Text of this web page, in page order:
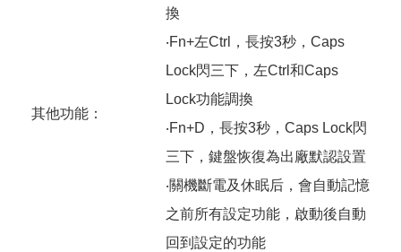
其他功能：
換
‧Fn+左Ctrl，長按3秒，Caps
Lock閃三下，左Ctrl和Caps
Lock功能調換
‧Fn+D，長按3秒，Caps Lock閃
三下，鍵盤恢復為出廠默認設置
‧關機斷電及休眠后，會自動記憶
之前所有設定功能，啟動後自動
回到設定的功能